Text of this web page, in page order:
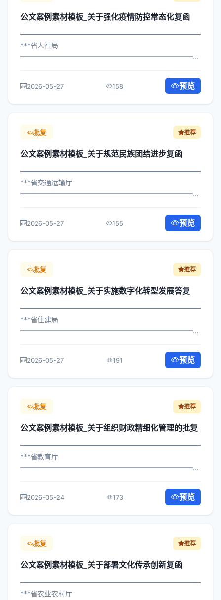
公文案例素材模板_关于强化疫情防控常态化复函
***省人社局
机构： 为深入贯彻落实习近平总书记关...
2026-05-27 158 预览
批复 推荐
公文案例素材模板_关于规范民族团结进步复函
***省交通运输厅
关于规范民族团结进步复函管...
2026-05-27 155 预览
批复 推荐
公文案例素材模板_关于实施数字化转型发展答复
***省住建局
构： 为深入贯彻落实习近平总书记关于...
2026-05-27 191 预览
批复 推荐
公文案例素材模板_关于组织财政精细化管理的批复
***省教育厅
机构： 为深入贯彻落实习近平总书记关...
2026-05-24 173 预览
批复 推荐
公文案例素材模板_关于部署文化传承创新复函
***省农业农村厅